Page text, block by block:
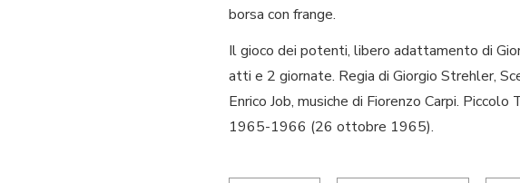
borsa con frange.
Il gioco dei potenti, libero adattamento di
atti e 2 giornate. Regia di Giorgio Strehler,
Enrico Job, musiche di Fiorenzo Carpi.
1965-1966 (26 ottobre 1965).